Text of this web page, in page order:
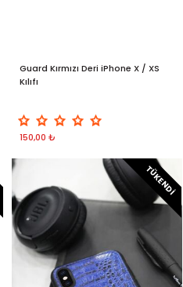
Guard Kırmızı Deri iPhone X / XS
Kılıfı
150,00 ₺
TÜKENDI